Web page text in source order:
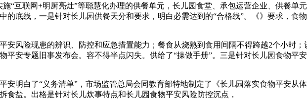
“互联网+明厨亮灶”等聪慧化办理的供餐单元，长儿园食堂、承包运营企业、供餐单
的底线，一是针对长儿园供餐天分和要求，明白必需达到的“合格线”。《》要求，食
险现患的辨识、防控和应急措置能力；餐食从烧熟到食用间隔不得跨越2个小时；
平安专题旧事发布会。容不得半点闪失。供给了“操做手册”。三是针对长儿园食物平
明白了“义务清单”，市场监管总局会同教育部特地制定了《长儿园落实食物平安从
盐。出格是针对长儿炊事特点和长儿园食物平安风险防控沉点，